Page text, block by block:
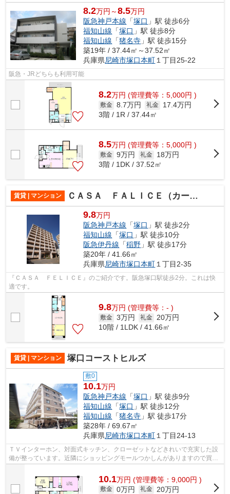
8.2万円～8.5万円
阪急神戸本線 「塚口 」駅 徒歩6分
福知山線 「塚口 」駅 徒歩8分
福知山線 「猪名寺 」駅 徒歩15分
築19年 / 37.44㎡～37.52㎡
兵庫県尼崎市塚口本町 １丁目25-22
阪急・JRどちらも利用可能
8.2万円 (管理費等：5,000円 )
敷金 8.7万円 礼金
17.4万円
3階 / 1R / 37.44㎡
8.5万円 (管理費等：5,000円 )
敷金 9万円 礼金
18万円
3階 / 1DK / 37.52㎡
賃貸 | マンション ＣＡＳＡ ＦＡＬＩＣＥ（カーサフェリーチェ）
9.8万円
阪急神戸本線 「塚口 」駅 徒歩2分
福知山線 「塚口 」駅 徒歩10分
阪急伊丹線 「稲野 」駅 徒歩17分
築20年 / 41.66㎡
兵庫県尼崎市塚口本町 １丁目2-35
『ＣＡＳＡ ＦＥＬＩＣＥ』のご紹介です。阪急塚口駅徒歩2分。これは快
適です。
9.8万円 (管理費等：- )
敷金 3万円 礼金
20万円
10階 / 1LDK / 41.66㎡
賃貸 | マンション 塚口コーストヒルズ
敷0
10.1万円
阪急神戸本線 「塚口 」駅 徒歩9分
福知山線 「塚口 」駅 徒歩12分
福知山線 「猪名寺 」駅 徒歩17分
築28年 / 69.67㎡
兵庫県尼崎市塚口本町１丁目24-13
ＴＶインターホン、対面式キッチン、クローゼットなどきれいで充実した設
備が整っています。近隣にショッピングモールつかしんがありますので買い
10.1万円 (管理費等：9,000円 )
敷金 0万円 礼金
20万円